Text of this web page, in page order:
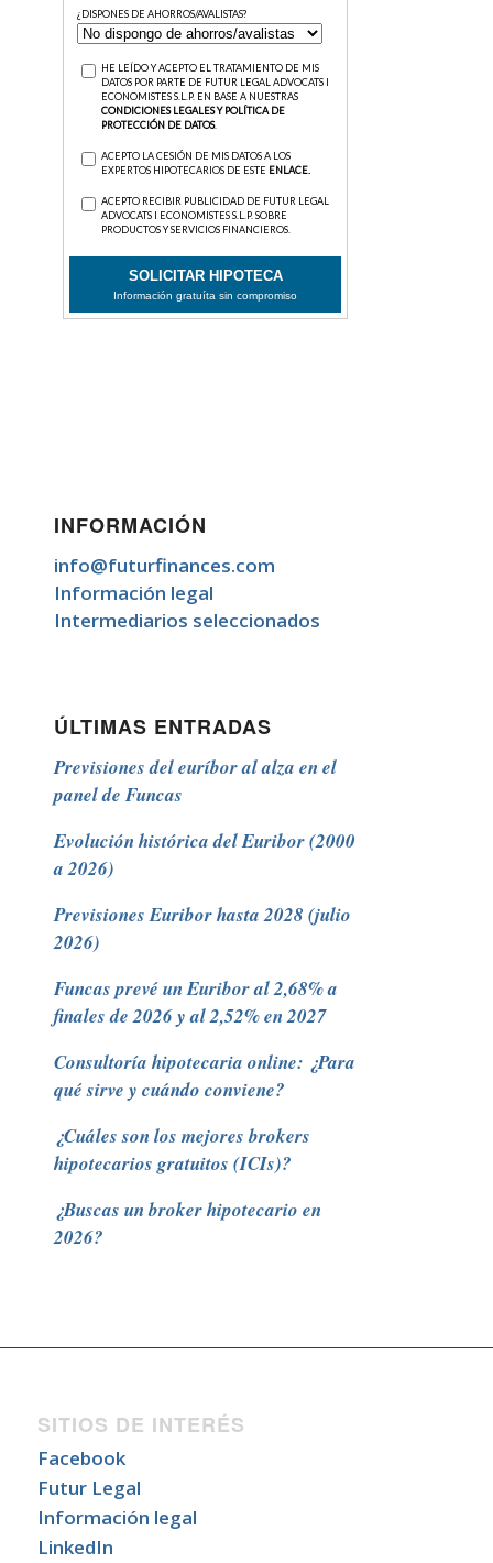
INFORMACIÓN
info@futurfinances.com
Información legal
Intermediarios seleccionados
ÚLTIMAS ENTRADAS
Previsiones del euríbor al alza en el
panel de Funcas
Evolución histórica del Euribor (2000
a 2026)
Previsiones Euribor hasta 2028 (julio
2026)
Funcas prevé un Euribor al 2,68% a
finales de 2026 y al 2,52% en 2027
Consultoría hipotecaria online: ¿Para
qué sirve y cuándo conviene?
¿Cuáles son los mejores brokers
hipotecarios gratuitos (ICIs)?
¿Buscas un broker hipotecario en
2026?
SITIOS DE INTERÉS
Facebook
Futur Legal
Información legal
LinkedIn